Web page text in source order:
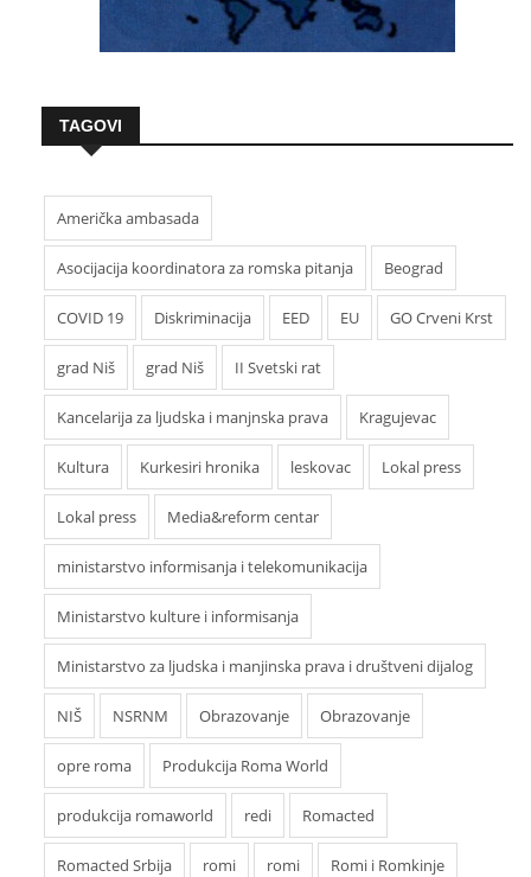
TAGOVI
Američka ambasada
Asocijacija koordinatora za romska pitanja Beograd
COVID 19 Diskriminacija EED EU GO Crveni Krst
grad Niš grad Niš II Svetski rat
Kancelarija za ljudska i manjnska prava Kragujevac
Kultura Kurkesiri hronika leskovac Lokal press
Lokal press Media&reform centar
ministarstvo informisanja i telekomunikacija
Ministarstvo kulture i informisanja
Ministarstvo za ljudska i manjinska prava i društveni dijalog
NIŠ NSRNM Obrazovanje Obrazovanje
opre roma Produkcija Roma World
produkcija romaworld redi Romacted
Romacted Srbija romi romi Romi i Romkinje